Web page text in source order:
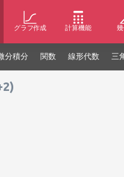
グラフ作成 計算機能
分積分 関数 線形代数 三